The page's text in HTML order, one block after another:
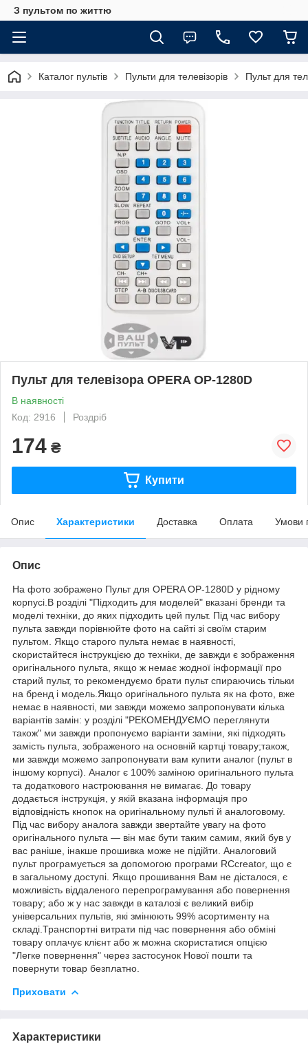
З пультом по життю
Каталог пультів Пульти для телевізорів Пульт для
Пульт для телевізора OPERA OP-1280D
В наявності
Код: 2916
Роздріб
174 ₴
Купити
Опис Характеристики Доставка Оплата Умови
Опис
На фото зображено Пульт для OPERA OP-1280D у рідному
корпусі.В розділі "Підходить для моделей" вказані бренди та
моделі техніки, до яких підходить цей пульт. Під час вибору
пульта завжди порівнюйте фото на сайті зі своїм старим
пультом. Якщо старого пульта немає в наявності,
скористайтеся інструкцією до техніки, де завжди є зображення
оригінального пульта, якщо ж немає жодної інформації про
старий пульт, то рекомендуємо брати пульт спираючись тільки
на бренд і модель.Якщо оригінального пульта як на фото, вже
немає в наявності, ми завжди можемо запропонувати кілька
варіантів замін: у розділі "РЕКОМЕНДУЄМО переглянути
також" ми завжди пропонуємо варіанти заміни, які підходять
замість пульта, зображеного на основній картці товару;також,
ми завжди можемо запропонувати вам купити аналог (пульт в
іншому корпусі). Аналог є 100% заміною оригінального пульта
та додаткового настроювання не вимагає. До товару
додається інструкція, у якій вказана інформація про
відповідність кнопок на оригінальному пульті й аналоговому.
Під час вибору аналога завжди звертайте увагу на фото
оригінального пульта — він має бути таким самим, який був у
вас раніше, інакше прошивка може не підійти. Аналоговий
пульт програмується за допомогою програми RCcreator, що є
в загальному доступі. Якщо прошивання Вам не дісталося, є
можливість віддаленого перепрограмування або повернення
товару; або ж у нас завжди в каталозі є великий вибір
універсальних пультів, які змінюють 99% асортименту на
складі.Транспортні витрати під час повернення або обміні
товару оплачує клієнт або ж можна скористатися опцією
"Легке повернення" через застосунок Нової пошти та
повернути товар безплатно.
Приховати
Характеристики